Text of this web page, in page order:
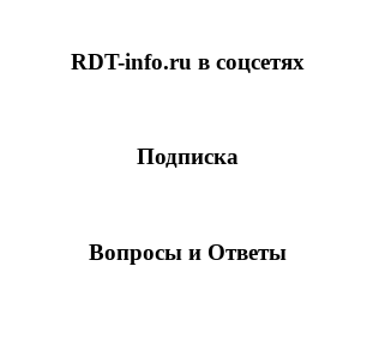
RDT-info.ru в соцсетях
Подписка
Вопросы и Ответы